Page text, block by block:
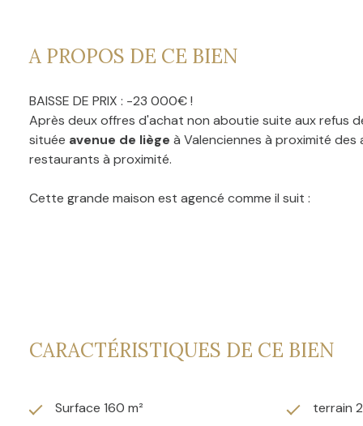
A PROPOS DE CE BIEN
BAISSE DE PRIX : -23 000€ !
Après deux offres d'achat non aboutie suite aux refus
située avenue de liège à Valenciennes à proximité des
restaurants à proximité.
Cette grande maison est agencé comme il suit :
- Chambre N1 coté jardin de 17m2.
CARACTÉRISTIQUES DE CE BIEN
Surface 160 m² terrain